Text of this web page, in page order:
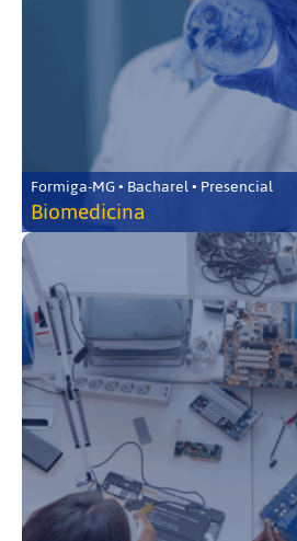
Formiga-MG • Bacharel • Presencial
Biomedicina